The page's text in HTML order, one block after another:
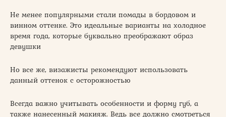
Не менее популярными стали помады в бордовом и
винном оттенке. Это идеальные варианты на холодное
время года, которые буквально преображают образ
девушки
Но все же, визажисты рекомендуют использовать
данный оттенок с осторожностью
Всегда важно учитывать особенности и форму губ, а
также нанесенный макияж. Ведь все должно смотреться